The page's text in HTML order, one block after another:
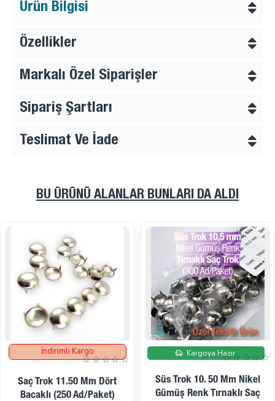
Ürün Bilgisi
Özellikler
Markalı Özel Siparişler
Sipariş Şartları
Teslimat Ve İade
BU ÜRÜNÜ ALANLAR BUNLARI DA ALDI
İndirimde
Kargoya Hazır
Süs Trok 11. 50 Mm Nikel
Gümüş Renk Tırnaklı Saç
İndirimde
Kargoya Hazır
Süs Trok 12. 50 Mm Nikel
Gümüş Renk Desenli Tırnaklı